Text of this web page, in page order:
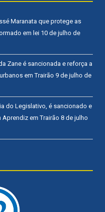
Maranata que protege as
em lei 10 de julho de
Zane é sancionada e reforça a
em Trairão 9 de julho de
do Legislativo, é sancionado e
em Trairão 8 de julho